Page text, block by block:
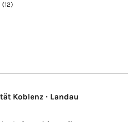
(12)
Koblenz · Landau